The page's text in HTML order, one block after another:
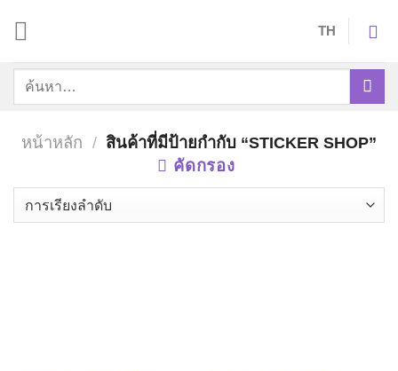
content
TH
ค้นหา:
หน้าหลัก / สินค้าที่มีป้ายกำกับ “STICKER SHOP”
คัดกรอง